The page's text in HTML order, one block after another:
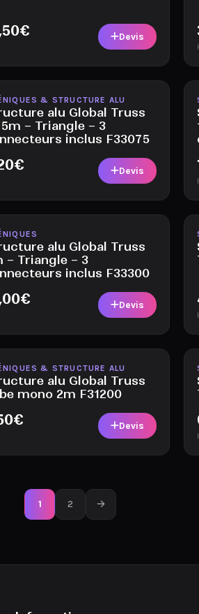
€ Devis
& STRUCTURE ALU
alu Global Truss
– Triangle – 3
inclus F33075
€ Devis
alu Global Truss
– Triangle – 3
inclus F33300
€ Devis
& STRUCTURE ALU
alu Global Truss
mono 2m F31200
€ Devis
1 2 →